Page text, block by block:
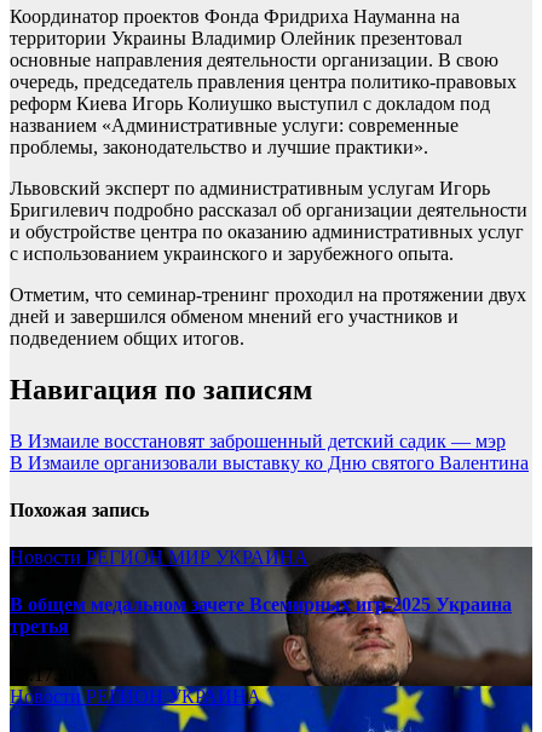
Координатор проектов Фонда Фридриха Науманна на
территории Украины Владимир Олейник презентовал
основные направления деятельности организации. В свою
очередь, председатель правления центра политико-правовых
реформ Киева Игорь Колиушко выступил с докладом под
названием «Административные услуги: современные
проблемы, законодательство и лучшие практики».
Львовский эксперт по административным услугам Игорь
Бригилевич подробно рассказал об организации деятельности
и обустройстве центра по оказанию административных услуг
с использованием украинского и зарубежного опыта.
Отметим, что семинар-тренинг проходил на протяжении двух
дней и завершился обменом мнений его участников и
подведением общих итогов.
Навигация по записям
В Измаиле восстановят заброшенный детский садик — мэр
В Измаиле организовали выставку ко Дню святого Валентина
Похожая запись
Новости РЕГИОНМИР УКРАИНА
В общем медальном зачете Всемирных игр-2025 Украина
третья
08.17.2025
НовостиРЕГИОНУКРАИНА